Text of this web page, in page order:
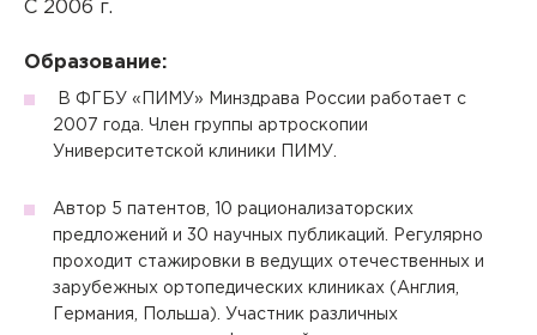
С 2006 г.
Образование:
В ФГБУ «ПИМУ» Минздрава России работает с
2007 года. Член группы артроскопии
Университетской клиники ПИМУ.
Автор 5 патентов, 10 рационализаторских
предложений и 30 научных публикаций. Регулярно
проходит стажировки в ведущих отечественных и
зарубежных ортопедических клиниках (Англия,
Германия, Польша). Участник различных